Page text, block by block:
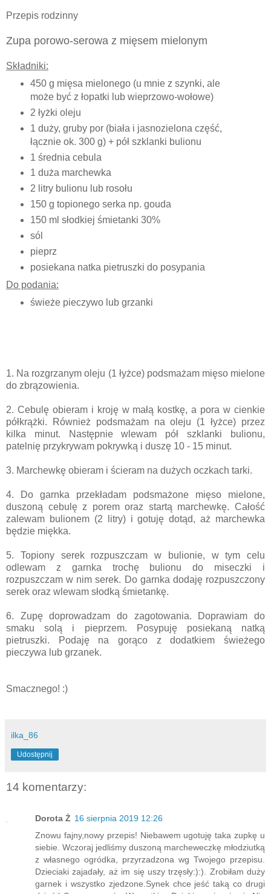
Przepis rodzinny
Zupa porowo-serowa z mięsem mielonym
Składniki:
450 g mięsa mielonego (u mnie z szynki, ale
może być z łopatki lub wieprzowo-wołowe)
2 łyżki oleju
1 duży, gruby por (biała i jasnozielona część,
łącznie ok. 300 g) + pół szklanki bulionu
1 średnia cebula
1 duża marchewka
2 litry bulionu lub rosołu
150 g topionego serka np. gouda
150 ml słodkiej śmietanki 30%
sól
pieprz
posiekana natka pietruszki do posypania
Do podania:
świeże pieczywo lub grzanki
1. Na rozgrzanym oleju (1 łyżce) podsmażam mięso mielone
do zbrązowienia.
2. Cebulę obieram i kroję w małą kostkę, a pora w cienkie
półkrążki. Również podsmażam na oleju (1 łyżce) przez
kilka minut. Następnie wlewam pół szklanki bulionu,
patelnię przykrywam pokrywką i duszę 10 - 15 minut.
3. Marchewkę obieram i ścieram na dużych oczkach tarki.
4. Do garnka przekładam podsmażone mięso mielone,
duszoną cebulę z porem oraz startą marchewkę. Całość
zalewam bulionem (2 litry) i gotuję dotąd, aż marchewka
będzie miękka.
5. Topiony serek rozpuszczam w bulionie, w tym celu
odlewam z garnka trochę bulionu do miseczki i
rozpuszczam w nim serek. Do garnka dodaję rozpuszczony
serek oraz wlewam słodką śmietankę.
6. Zupę doprowadzam do zagotowania. Doprawiam do
smaku solą i pieprzem. Posypuję posiekaną natką
pietruszki. Podaję na gorąco z dodatkiem świeżego
pieczywa lub grzanek.
Smacznego! :)
ilka_86
Udostępnij
14 komentarzy:
Dorota Ż 16 sierpnia 2019 12:26
Znowu fajny,nowy przepis! Niebawem ugotuję taka zupkę u
siebie. Wczoraj jedliśmy duszoną marcheweczkę młodziutką
z własnego ogródka, przyrzadzona wg Twojego przepisu.
Dzieciaki zajadały, aż im się uszy trzęsły:):). Zrobiłam duży
garnek i wszystko zjedzone.Synek chce jeść taką co drugi